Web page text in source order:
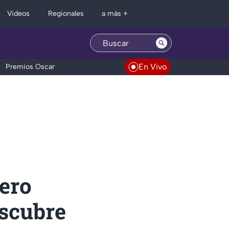
Videos Regionales a más +
Premios Oscar En Vivo